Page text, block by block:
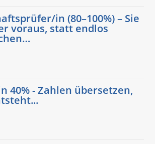
in (80–100%) – Sie
voraus, statt endlos
40% - Zahlen übersetzen,